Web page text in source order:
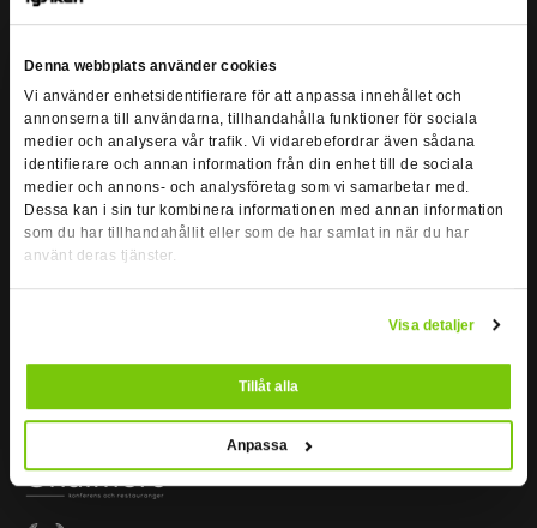
Denna webbplats använder cookies
Vi använder enhetsidentifierare för att anpassa innehållet och
annonserna till användarna, tillhandahålla funktioner för sociala
medier och analysera vår trafik. Vi vidarebefordrar även sådana
identifierare och annan information från din enhet till de sociala
medier och annons- och analysföretag som vi samarbetar med.
Dessa kan i sin tur kombinera informationen med annan information
som du har tillhandahållit eller som de har samlat in när du har
använt deras tjänster.
Visa detaljer
Tillåt alla
Anpassa
Vi på Fysiken
Jobba hos oss
Medlemsvillkor
Vanliga frågor
Cookies & sekretesspolicy
Kameraövervakning
Student
Företag
Riksidrottsuniversitetet